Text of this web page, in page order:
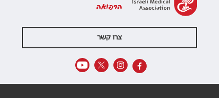
הרפואה
צרו קשר